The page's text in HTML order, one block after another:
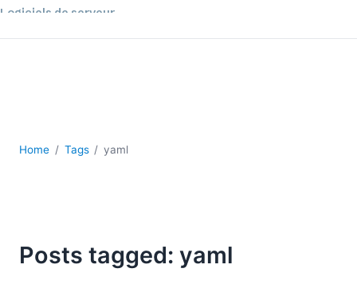
Logiciels de serveur
YAML
2023
Home Tags yaml
Posts tagged: yaml